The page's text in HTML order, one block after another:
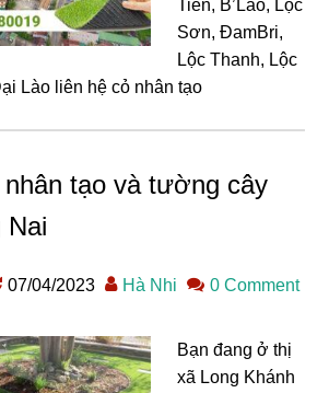
Tiến, B’Lao, Lộc
Sơn, ĐamBri,
Lộc Thanh, Lộc
Lào liên hệ cỏ nhân tạo
tạo và tường cây
Nai
07/04/2023 Hà Nhi 0 Comment
Bạn đang ở thị
xã Long Khánh